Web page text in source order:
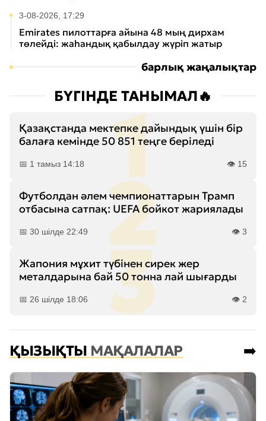
3-08-2026, 17:29
Emirates пилоттарға айына 48 мың дирхам
төлейді: жаһандық қабылдау жүріп жатыр
барлық жаңалықтар
БҮГІНДЕ ТАНЫМАЛ🔥
Қазақстанда мектепке дайындық үшін бір
балаға кемінде 50 851 теңге беріледі
📅 1 тамыз 14:18 👁️ 15
Футболдан әлем чемпионаттарын Трамп
отбасына сатпақ: UEFA бойкот жариялады
📅 30 шілде 22:49 👁️ 3
Жапония мұхит түбінен сирек жер
металдарына бай 50 тонна лай шығарды
📅 26 шілде 18:06 👁️ 2
ҚЫЗЫҚТЫ МАҚАЛАЛАР ➡️